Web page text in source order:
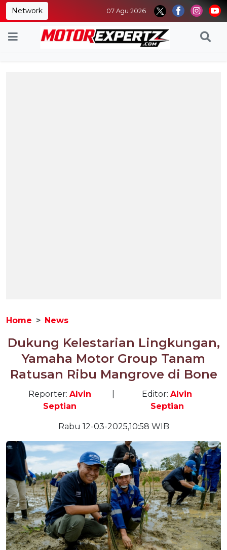
Network 07 Agu 2026
Home News
Dukung Kelestarian Lingkungan,
Yamaha Motor Group Tanam
Ratusan Ribu Mangrove di Bone
Reporter: Alvin
Septian
Editor:Alvin
Septian
Rabu 12-03-2025,10:58 WIB